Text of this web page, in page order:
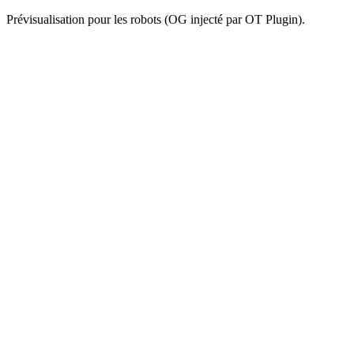
Prévisualisation pour les robots (OG injecté par OT Plugin).